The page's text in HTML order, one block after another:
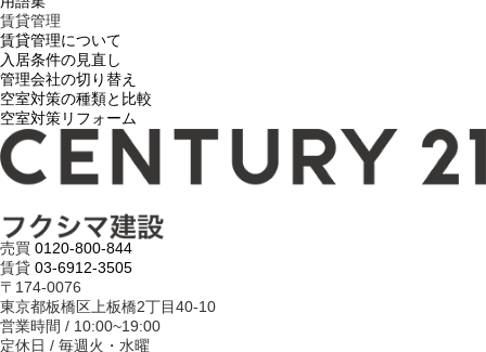
賃貸管理
賃貸管理について
入居条件の見直し
管理会社の切り替え
空室対策の種類と比較
空室対策リフォーム
売買 0120-800-844
賃貸 03-6912-3505
〒174-0076
東京都板橋区上板橋2丁目40-10
営業時間 / 10:00~19:00
定休日 / 毎週火・水曜